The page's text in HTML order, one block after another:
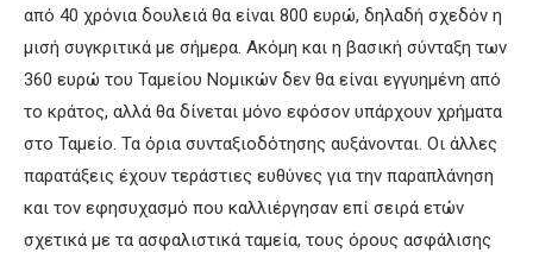
από 40 χρόνια δουλειά θα είναι 800 ευρώ, δηλαδή σχεδόν η
μισή συγκριτικά με σήμερα. Ακόμη και η βασική σύνταξη των
360 ευρώ του Ταμείου Νομικών δεν θα είναι εγγυημένη από
το κράτος, αλλά θα δίνεται μόνο εφόσον υπάρχουν χρήματα
στο Ταμείο. Τα όρια συνταξιοδότησης αυξάνονται. Οι άλλες
παρατάξεις έχουν τεράστιες ευθύνες για την παραπλάνηση
και τον εφησυχασμό που καλλιέργησαν επί σειρά ετών
σχετικά με τα ασφαλιστικά ταμεία, τους όρους ασφάλισης